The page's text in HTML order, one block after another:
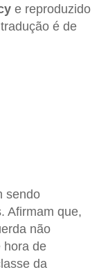
e reproduzido
é de
sendo
Afirmam que,
não
hora de
da